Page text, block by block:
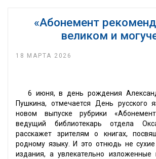
«Абонемент
великом и
18 МАРТА 2026
6 июня, в день рождения
Пушкина, отмечается День русского
новом выпуске рубрики
ведущий библиотекарь отдела
расскажет зрителям о книгах,
родному языку. И это отнюдь не
издания, а увлекательно изложенные